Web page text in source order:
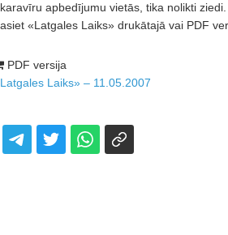
apbedījumu vietās, tika nolikti ziedi.
«Latgales Laiks» drukātajā vai PDF
PDF versija
Laiks» – 11.05.2007